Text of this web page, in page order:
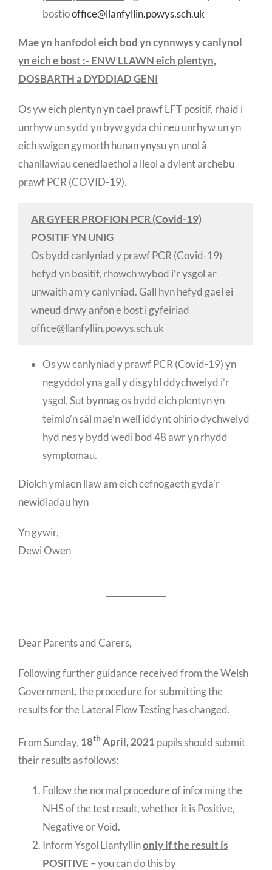
bostiooffice@llanfyllin.powys.sch.uk
Mae yn hanfodol eich bod yn cynnwys y canlynol
yn eich e bost :- ENW LLAWN eich plentyn,
DOSBARTH a DYDDIAD GENI
Os yw eich plentyn yn cael prawf LFT positif, rhaid i
unrhyw un sydd yn byw gyda chi neu unrhyw un yn
eich swigen gymorth hunan ynysu yn unol â
chanllawiau cenedlaethol a lleol a dylent archebu
prawf PCR (COVID-19).
AR GYFER PROFION PCR (Covid-19)
POSITIF YN UNIG
Os bydd canlyniad y prawf PCR (Covid-19)
hefyd yn bositif, rhowch wybod i’r ysgol ar
unwaith am y canlyniad. Gall hyn hefyd gael ei
wneud drwy anfon e bost i gyfeiriad
office@llanfyllin.powys.sch.uk
Os yw canlyniad y prawf PCR (Covid-19) yn
negyddol yna gall y disgybl ddychwelyd i’r
ysgol. Sut bynnag os bydd eich plentyn yn
teimlo’n sâl mae’n well iddynt ohirio dychwelyd
hyd nes y bydd wedi bod 48 awr yn rhydd
symptomau.
Diolch ymlaen llaw am eich cefnogaeth gyda’r
newidiadau hyn
Yn gywir,
Dewi Owen
Dear Parents and Carers,
Following further guidance received from the Welsh
Government, the procedure for submitting the
results for the Lateral Flow Testing has changed.
From Sunday, 18thApril, 2021 pupils should submit
their results as follows:
Follow the normal procedure of informing the
NHS of the test result, whether it is Positive,
Negative or Void.
Inform Ysgol Llanfyllinonly if the result is
POSITIVE – you can do this by